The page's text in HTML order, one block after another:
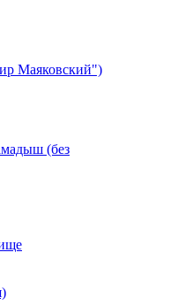
Маяковский")
(без